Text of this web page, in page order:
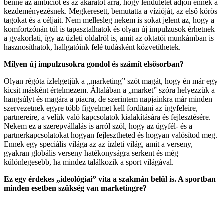
kezdeményezésnek. Megkeresett, bemutatta a vízióját, az első körös
tagokat és a céljait. Nem mellesleg nekem is sokat jelent az, hogy a
komfortzónán túl is tapasztalhatok és olyan új impulzusok érhetnek
a gyakorlati, így az üzleti oldalról is, amit az oktatói munkámban is
hasznosíthatok, hallgatóink felé tudásként közvetíthetek.
Milyen új impulzusokra gondol és számít elsősorban?
Olyan régóta ízlelgetjük a „marketing” szót magát, hogy én már egy
kicsit másként értelmezem. Általában a „market” szóra helyezzük a
hangsúlyt és magára a piacra, de szerintem napjainkra már minden
szervezetnek egyre több figyelmet kell fordítani az ügyfeleire,
partnereire, a velük való kapcsolatok kialakítására és fejlesztésére.
Nekem ez a szerepvállalás is arról szól, hogy az ügyfél- és a
partnerkapcsolatokat hogyan fejlesztheted és hogyan valósítod meg.
Ennek egy speciális világa az az üzleti világ, amit a verseny,
gyakran globális verseny hatékonyságra serkent és még
különlegesebb, ha mindez találkozik a sport világával.
Ez egy érdekes „ideológiai” vita a szakmán belül is. A sportban
minden esetben szükség van marketingre?